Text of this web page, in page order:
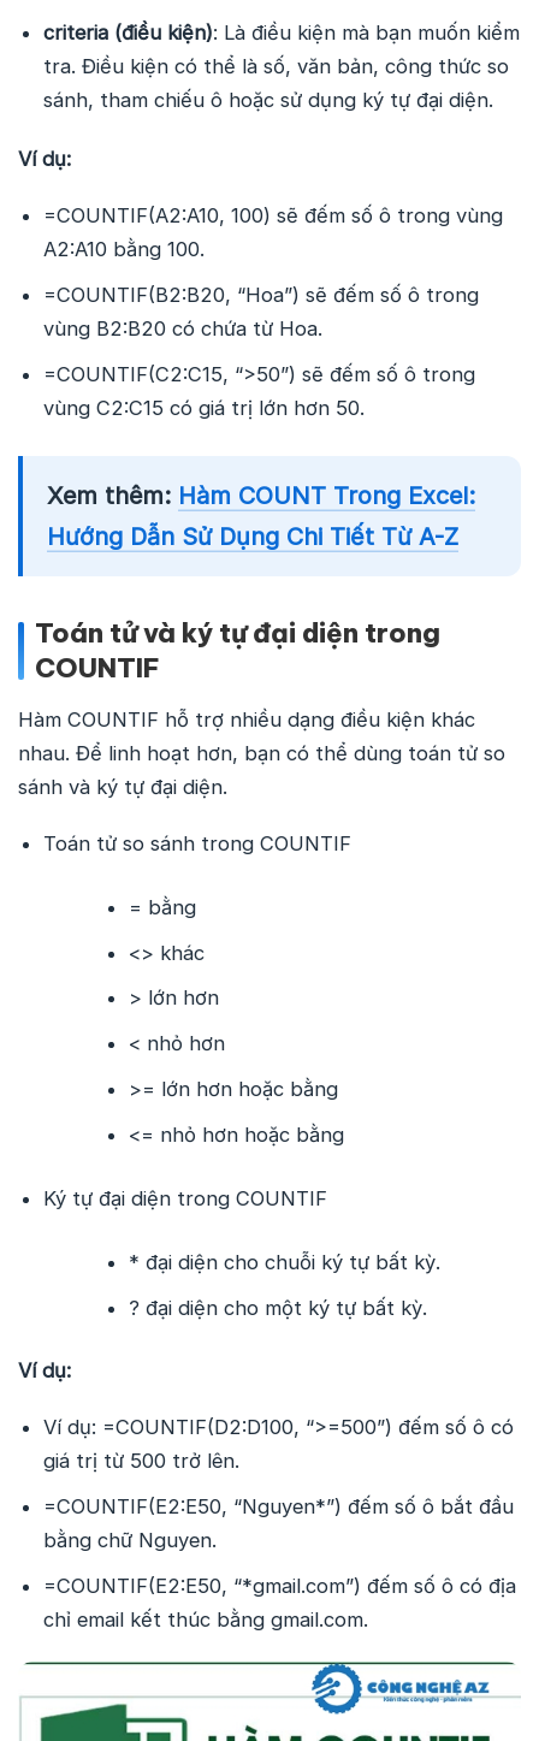
criteria (điều kiện): Là điều kiện mà bạn muốn kiểm
tra. Điều kiện có thể là số, văn bản, công thức so
sánh, tham chiếu ô hoặc sử dụng ký tự đại diện.
Ví dụ:
=COUNTIF(A2:A10, 100) sẽ đếm số ô trong vùng
A2:A10 bằng 100.
=COUNTIF(B2:B20, “Hoa”) sẽ đếm số ô trong
vùng B2:B20 có chứa từ Hoa.
=COUNTIF(C2:C15, “>50”) sẽ đếm số ô trong
vùng C2:C15 có giá trị lớn hơn 50.
Xem thêm: Hàm COUNT Trong Excel:
Hướng Dẫn Sử Dụng Chi Tiết Từ A-Z
Toán tử và ký tự đại diện trong
COUNTIF
Hàm COUNTIF hỗ trợ nhiều dạng điều kiện khác
nhau. Để linh hoạt hơn, bạn có thể dùng toán tử so
sánh và ký tự đại diện.
Toán tử so sánh trong COUNTIF
= bằng
<> khác
> lớn hơn
< nhỏ hơn
>= lớn hơn hoặc bằng
<= nhỏ hơn hoặc bằng
Ký tự đại diện trong COUNTIF
* đại diện cho chuỗi ký tự bất kỳ.
? đại diện cho một ký tự bất kỳ.
Ví dụ:
Ví dụ: =COUNTIF(D2:D100, “>=500”) đếm số ô có
giá trị từ 500 trở lên.
=COUNTIF(E2:E50, “Nguyen*”) đếm số ô bắt đầu
bằng chữ Nguyen.
=COUNTIF(E2:E50, “*gmail.com”) đếm số ô có địa
chỉ email kết thúc bằng gmail.com.